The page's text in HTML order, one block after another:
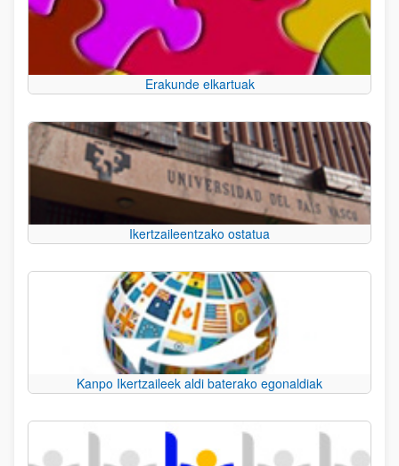
Erakunde elkartuak
Ikertzaileentzako ostatua
Kanpo Ikertzaileek aldi baterako egonaldiak